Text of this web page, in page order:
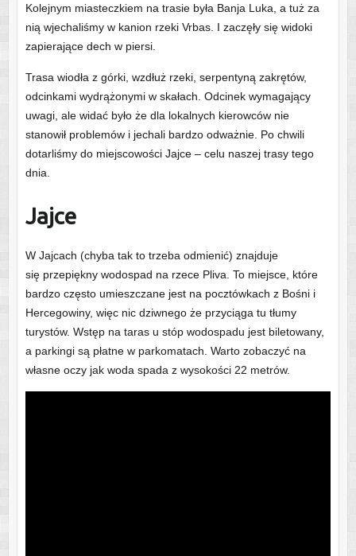
Kolejnym miasteczkiem na trasie była Banja Luka, a tuż za
nią wjechaliśmy w kanion rzeki Vrbas. I zaczęły się widoki
zapierające dech w piersi.
Trasa wiodła z górki, wzdłuż rzeki, serpentyną zakrętów,
odcinkami wydrążonymi w skałach. Odcinek wymagający
uwagi, ale widać było że dla lokalnych kierowców nie
stanowił problemów i jechali bardzo odważnie. Po chwili
dotarliśmy do miejscowości Jajce – celu naszej trasy tego
dnia.
Jajce
W Jajcach (chyba tak to trzeba odmienić) znajduje
się przepiękny wodospad na rzece Pliva. To miejsce, które
bardzo często umieszczane jest na pocztówkach z Bośni i
Hercegowiny, więc nic dziwnego że przyciąga tu tłumy
turystów. Wstęp na taras u stóp wodospadu jest biletowany,
a parkingi są płatne w parkomatach. Warto zobaczyć na
własne oczy jak woda spada z wysokości 22 metrów.